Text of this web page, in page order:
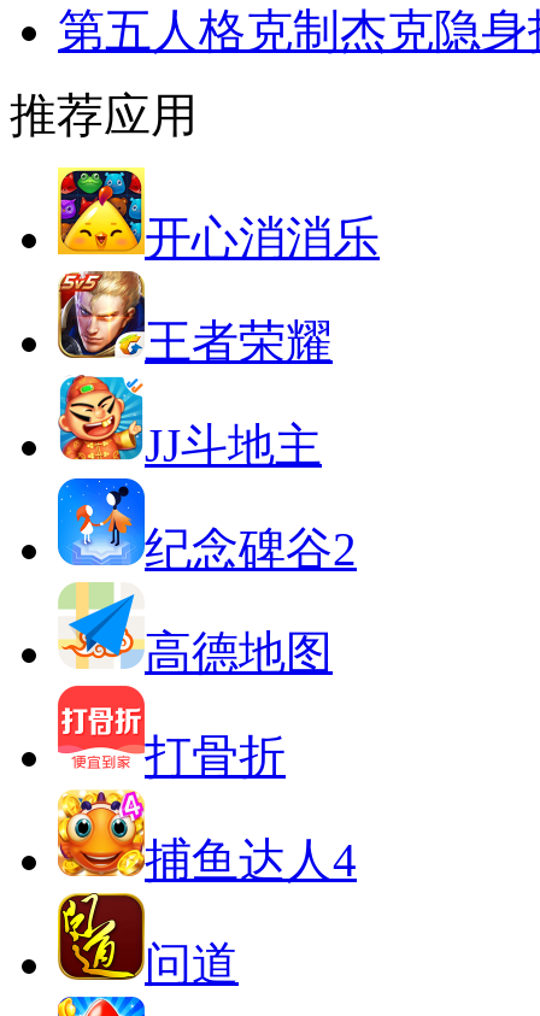
第五人格克制杰克隐
推荐应用
开心消消乐
王者荣耀
JJ斗地主
纪念碑谷2
高德地图
打骨折
捕鱼达人4
问道